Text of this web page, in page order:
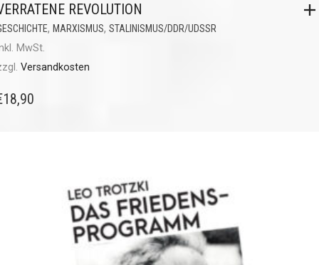
REVOLUTION
, MARXISMUS, STALINISMUS/DDR/UDSSR
MwSt.
Versandkosten
18,90